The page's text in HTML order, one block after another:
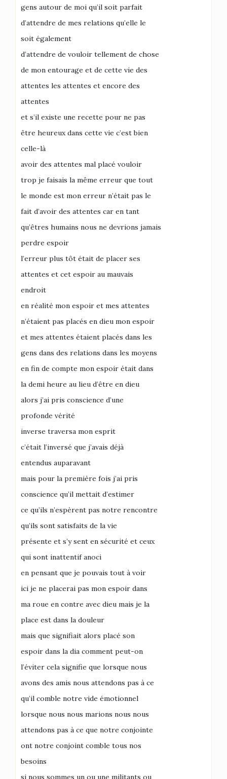
gens autour de moi qu’il soit parfait
d’attendre de mes relations qu’elle le
soit également
d’attendre de vouloir tellement de chose
de mon entourage et de cette vie des
attentes les attentes et encore des
attentes
et s’il existe une recette pour ne pas
être heureux dans cette vie c’est bien
celle-là
avoir des attentes mal placé vouloir
trop je faisais la même erreur que tout
le monde est mon erreur n’était pas le
fait d’avoir des attentes car en tant
qu’êtres humains nous ne devrions jamais
perdre espoir
l’erreur plus tôt était de placer ses
attentes et cet espoir au mauvais
endroit
en réalité mon espoir et mes attentes
n’étaient pas placés en dieu mon espoir
et mes attentes étaient placés dans les
gens dans des relations dans les moyens
en fin de compte mon espoir était dans
la demi heure au lieu d’être en dieu
alors j’ai pris conscience d’une
profonde vérité
inverse traversa mon esprit
c’était l’inversé que j’avais déjà
entendus auparavant
mais pour la première fois j’ai pris
conscience qu’il mettait d’estimer
ce qu’ils n’espèrent pas notre rencontre
qu’ils sont satisfaits de la vie
présente et s’y sent en sécurité et ceux
qui sont inattentif anoci
en pensant que je pouvais tout à voir
ici je ne placerai pas mon espoir dans
ma roue en contre avec dieu mais je la
place est dans la douleur
mais que signifiait alors placé son
espoir dans la dia comment peut-on
l’éviter cela signifie que lorsque nous
avons des amis nous attendons pas à ce
qu’il comble notre vide émotionnel
lorsque nous nous marions nous nous
attendons pas à ce que notre conjointe
ont notre conjoint comble tous nos
besoins
si nous sommes un ou une militants ou